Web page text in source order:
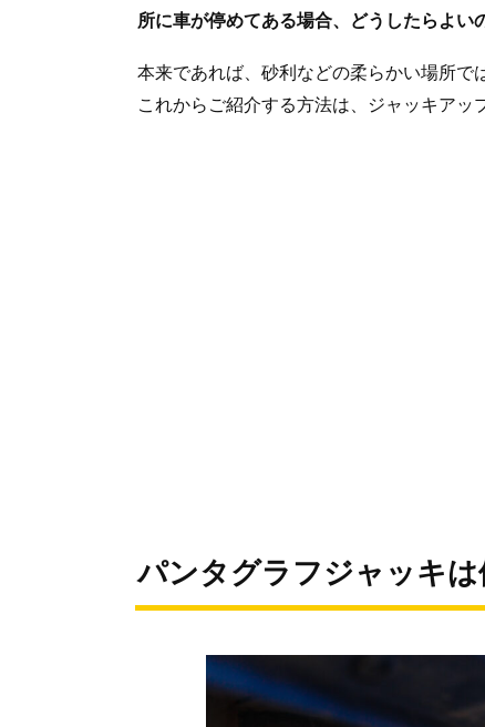
所に車が停めてある場合、どうしたらよい
本来であれば、砂利などの柔らかい場所で
これからご紹介する方法は、ジャッキアッ
パンタグラフジャッキ